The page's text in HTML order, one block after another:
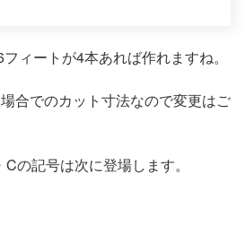
ィートが4本あれば作れますね。
合でのカット寸法なので変更はご
の記号は次に登場します。